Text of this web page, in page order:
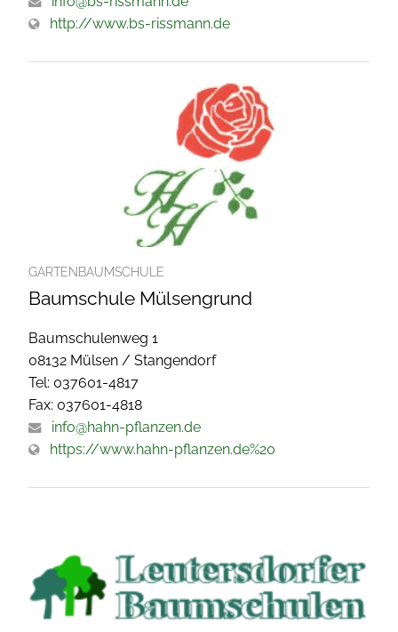
http://www.bs-rissmann.de
GARTENBAUMSCHULE
Baumschule Mülsengrund
Baumschulenweg 1
08132 Mülsen / Stangendorf
Tel: 037601-4817
Fax: 037601-4818
info@hahn-pflanzen.de
https://www.hahn-pflanzen.de%20